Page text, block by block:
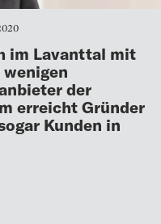
im Lavanttal mit
der
erreicht Gründer
Kunden in